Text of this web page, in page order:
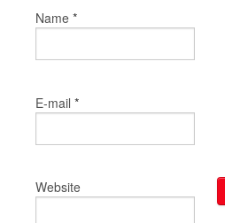
Name *
E-mail *
Website